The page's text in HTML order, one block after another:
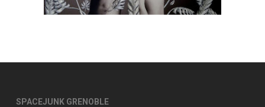
SPACEJUNK GRENOBLE